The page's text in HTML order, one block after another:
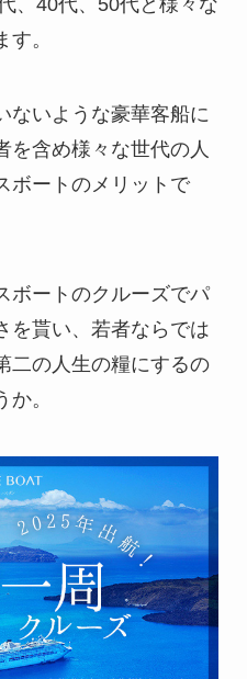
、40代、50代と様々な
。
ないような豪華客船に
を含め様々な世代の人
ボートのメリットで
ボートのクルーズでパ
を貰い、若者ならでは
二の人生の糧にするの
。